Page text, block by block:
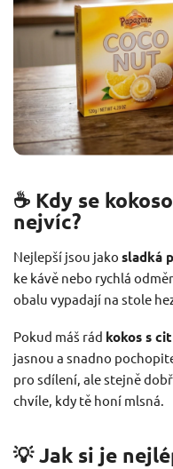
☕ Kdy se
nejvíc?
Nejlepší jsou jako sladká
ke kávě nebo rychlá
obalu vypadají na stole
Pokud máš rád kokos s
jasnou a snadno
pro sdílení, ale stejně
chvíle, kdy tě honí mlsná.
💡 Jak si je